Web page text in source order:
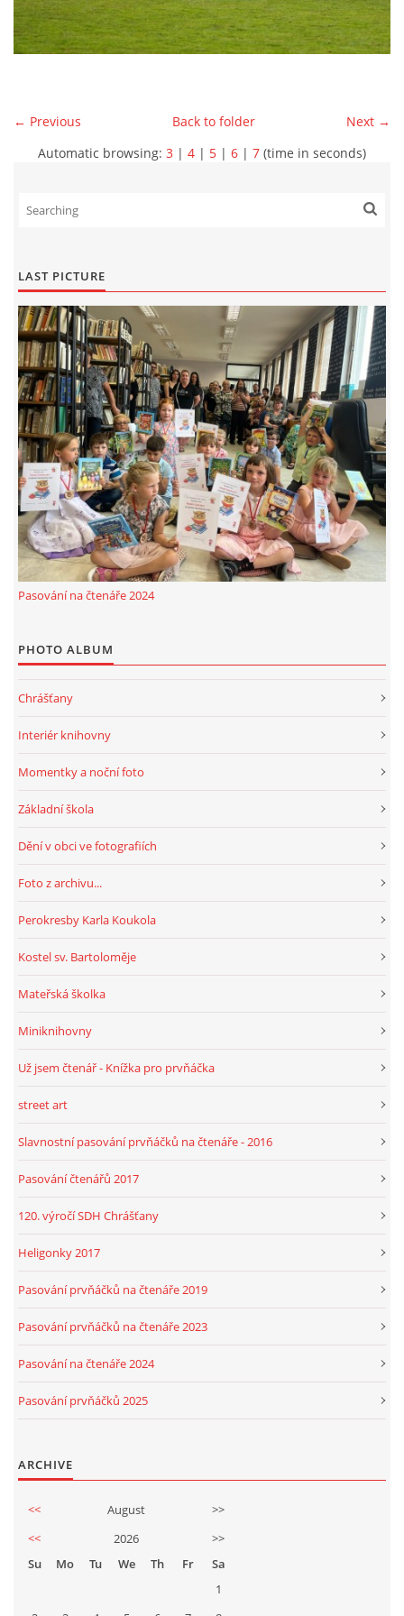
← Previous Next →
Back to folder
Automatic browsing: 3 | 4 | 5 | 6 | 7 (time in seconds)
LAST PICTURE
Pasování na čtenáře 2024
PHOTO ALBUM
Chrášťany
Interiér knihovny
Momentky a noční foto
Základní škola
Dění v obci ve fotografiích
Foto z archivu...
Perokresby Karla Koukola
Kostel sv. Bartoloměje
Mateřská školka
Miniknihovny
Už jsem čtenář - Knížka pro prvňáčka
street art
Slavnostní pasování prvňáčků na čtenáře - 2016
Pasování čtenářů 2017
120. výročí SDH Chrášťany
Heligonky 2017
Pasování prvňáčků na čtenáře 2019
Pasování prvňáčků na čtenáře 2023
Pasování na čtenáře 2024
Pasování prvňáčků 2025
ARCHIVE
<< August
>>
<<
2026
>>
Su
Mo Tu We Th Fr
Sa
1